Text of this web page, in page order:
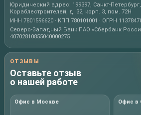
Юридический адрес: 199397, Санкт-
Кораблестроителей, д. 32, корп. 3, пом. 72Н
ИНН 7801596620 · КПП 780101001 · ОГРН
Северо-Западный Банк ПАО «Сбербанк
40702810855040000275
ОТЗЫВЫ
Оставьте отзыв
о нашей работе
Офис в Москве Офис в